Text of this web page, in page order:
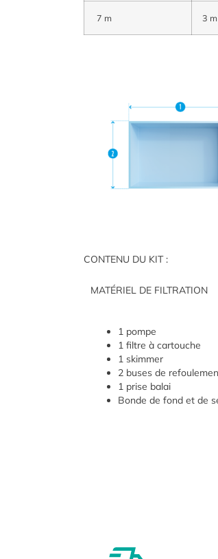
7 m 3 m
CONTENU DU KIT :
MATÉRIEL DE FILTRATION
1 pompe
1 filtre à cartouche
1 skimmer
2 buses de
1 prise balai
Bonde de fond et de